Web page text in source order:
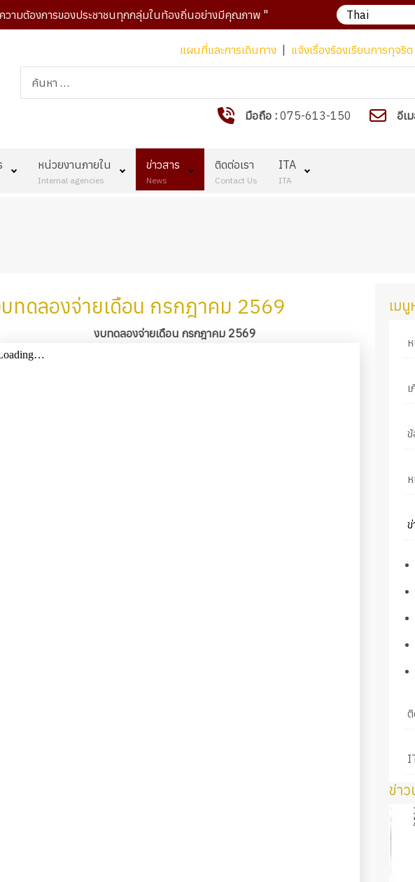
ารของประชาชนทุกกลุ่มในท้องถิ่นอย่างมีคุณภาพ "
วิทยาลัยสารพัดช่าง
แผนที่และการเดินทาง
แจ้งเรื่องร้องเรียนการทุจริต
การค้นหา
มือถือ : 075-613-150 อีเ
หน่วยงานภายใน
Internal agencies
ข่าวสาร
News
ติดต่อเรา
Contact Us
ITA
ITA
ทดลองจ่ายเดือน กรกฎาคม 2569
งบทดลองจ่ายเดือน กรกฎาคม 2569
เม
ข่า